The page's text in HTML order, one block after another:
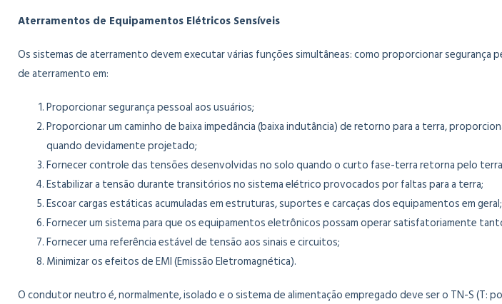
Aterramentos de Equipamentos Elétricos Sensíveis
Os sistemas de aterramento devem executar várias funções simultâneas: como proporcionar segurança
de aterramento em:
Proporcionar segurança pessoal aos usuários;
Proporcionar um caminho de baixa impedância (baixa indutância) de retorno para a terra,
quando devidamente projetado;
Fornecer controle das tensões desenvolvidas no solo quando o curto fase-terra retorna pelo
Estabilizar a tensão durante transitórios no sistema elétrico provocados por faltas para a terra;
Escoar cargas estáticas acumuladas em estruturas, suportes e carcaças dos equipamentos em geral;
Fornecer um sistema para que os equipamentos eletrônicos possam operar satisfatoriamente
Fornecer uma referência estável de tensão aos sinais e circuitos;
Minimizar os efeitos de EMI (Emissão Eletromagnética).
O condutor neutro é, normalmente, isolado e o sistema de alimentação empregado deve ser o TN-S